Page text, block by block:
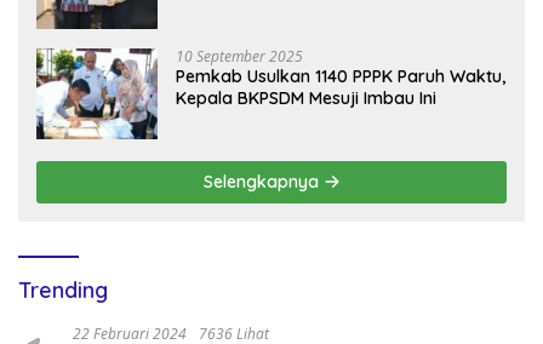
10 September 2025
Pemkab Usulkan 1140 PPPK Paruh Waktu,
Kepala BKPSDM Mesuji Imbau Ini
Selengkapnya
Trending
22 Februari 2024 7636 Lihat